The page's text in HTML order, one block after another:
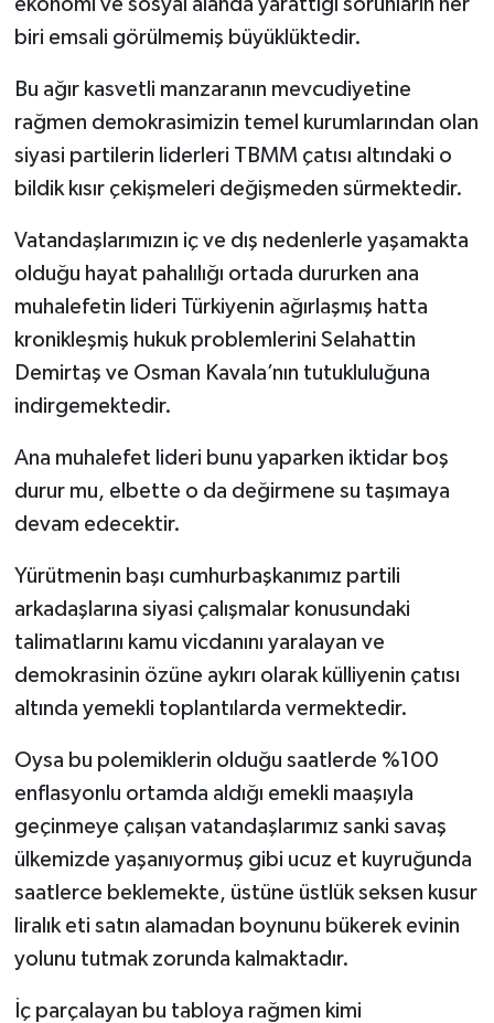
biri emsali görülmemiş büyüklüktedir.
Bu ağır kasvetli manzaranın mevcudiyetine
rağmen demokrasimizin temel kurumlarından olan
siyasi partilerin liderleri TBMM çatısı altındaki o
bildik kısır çekişmeleri değişmeden sürmektedir.
Vatandaşlarımızın iç ve dış nedenlerle yaşamakta
olduğu hayat pahalılığı ortada dururken ana
muhalefetin lideri Türkiyenin ağırlaşmış hatta
kronikleşmiş hukuk problemlerini Selahattin
Demirtaş ve Osman Kavala’nın tutukluluğuna
indirgemektedir.
Ana muhalefet lideri bunu yaparken iktidar boş
durur mu, elbette o da değirmene su taşımaya
devam edecektir.
Yürütmenin başı cumhurbaşkanımız partili
arkadaşlarına siyasi çalışmalar konusundaki
talimatlarını kamu vicdanını yaralayan ve
demokrasinin özüne aykırı olarak külliyenin çatısı
altında yemekli toplantılarda vermektedir.
Oysa bu polemiklerin olduğu saatlerde %100
enflasyonlu ortamda aldığı emekli maaşıyla
geçinmeye çalışan vatandaşlarımız sanki savaş
ülkemizde yaşanıyormuş gibi ucuz et kuyruğunda
saatlerce beklemekte, üstüne üstlük seksen kusur
liralık eti satın alamadan boynunu bükerek evinin
yolunu tutmak zorunda kalmaktadır.
İç parçalayan bu tabloya rağmen kimi